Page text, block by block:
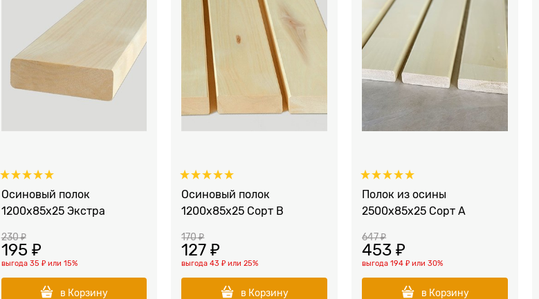
Осиновый полок
1200x85x25 Экстра
230 ₽
195 ₽
выгода 35 ₽или 15%
в Корзину
Осиновый полок
1200x85x25 Сорт B
170 ₽
127 ₽
выгода43 ₽ или25%
в Корзину
Полок из осины
2500x85x25 Сорт А
647 ₽
453 ₽
выгода194 ₽ или30%
в Корзину